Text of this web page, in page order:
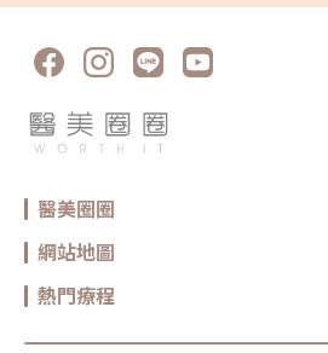
此，建議大家先來現場諮詢，根據自己疤痕的
案，並了解需要的療程次數及每次可能達到
磨皮雷射是利用二氧化碳或鉺雅克雷射，針
能將痘疤邊緣及真皮層的肌膚去除，讓痘疤
白再生，改善凹洞和痘疤。皮膚會看起來更
澱風險相對較高，恢復時間也需要比較長。
的經驗對效果影響極大，如果操作不當，甚至
磨皮雷射的價格通常在每次1-2萬之間，具體
不同。汽化式飛梭雷射(點狀破壞)飛梭雷射
善膚質。治療方式的點狀區域，會保留一些
狀」的區域，促使幹細胞向四周修復，縮短修
通常可以看到明顯的改善，但隨著治療強度
醫美圈圈
網站地圖
熱門療程